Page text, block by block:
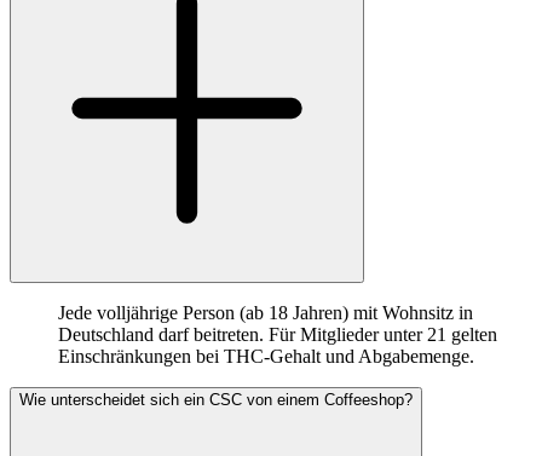
Jede volljährige Person (ab 18 Jahren) mit Wohnsitz in
Deutschland darf beitreten. Für Mitglieder unter 21 gelten
Einschränkungen bei THC-Gehalt und Abgabemenge.
Wie unterscheidet sich ein CSC von einem Coffeeshop?